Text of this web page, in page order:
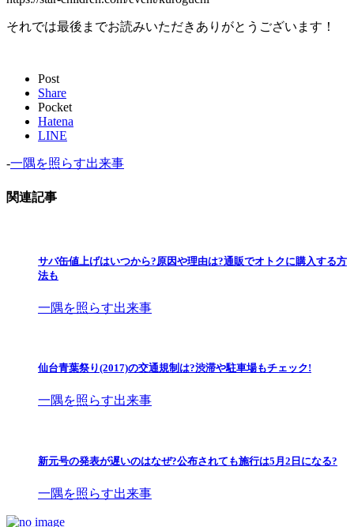
それでは最後までお読みいただきありがとうございます！
Post
Share
Pocket
Hatena
LINE
-一隅を照らす出来事
関連記事
サバ缶値上げはいつから?原因や理由は?通販でオトクに購入する方
法も
一隅を照らす出来事
仙台青葉祭り(2017)の交通規制は?渋滞や駐車場もチェック!
一隅を照らす出来事
新元号の発表が遅いのはなぜ?公布されても施行は5月2日になる?
一隅を照らす出来事